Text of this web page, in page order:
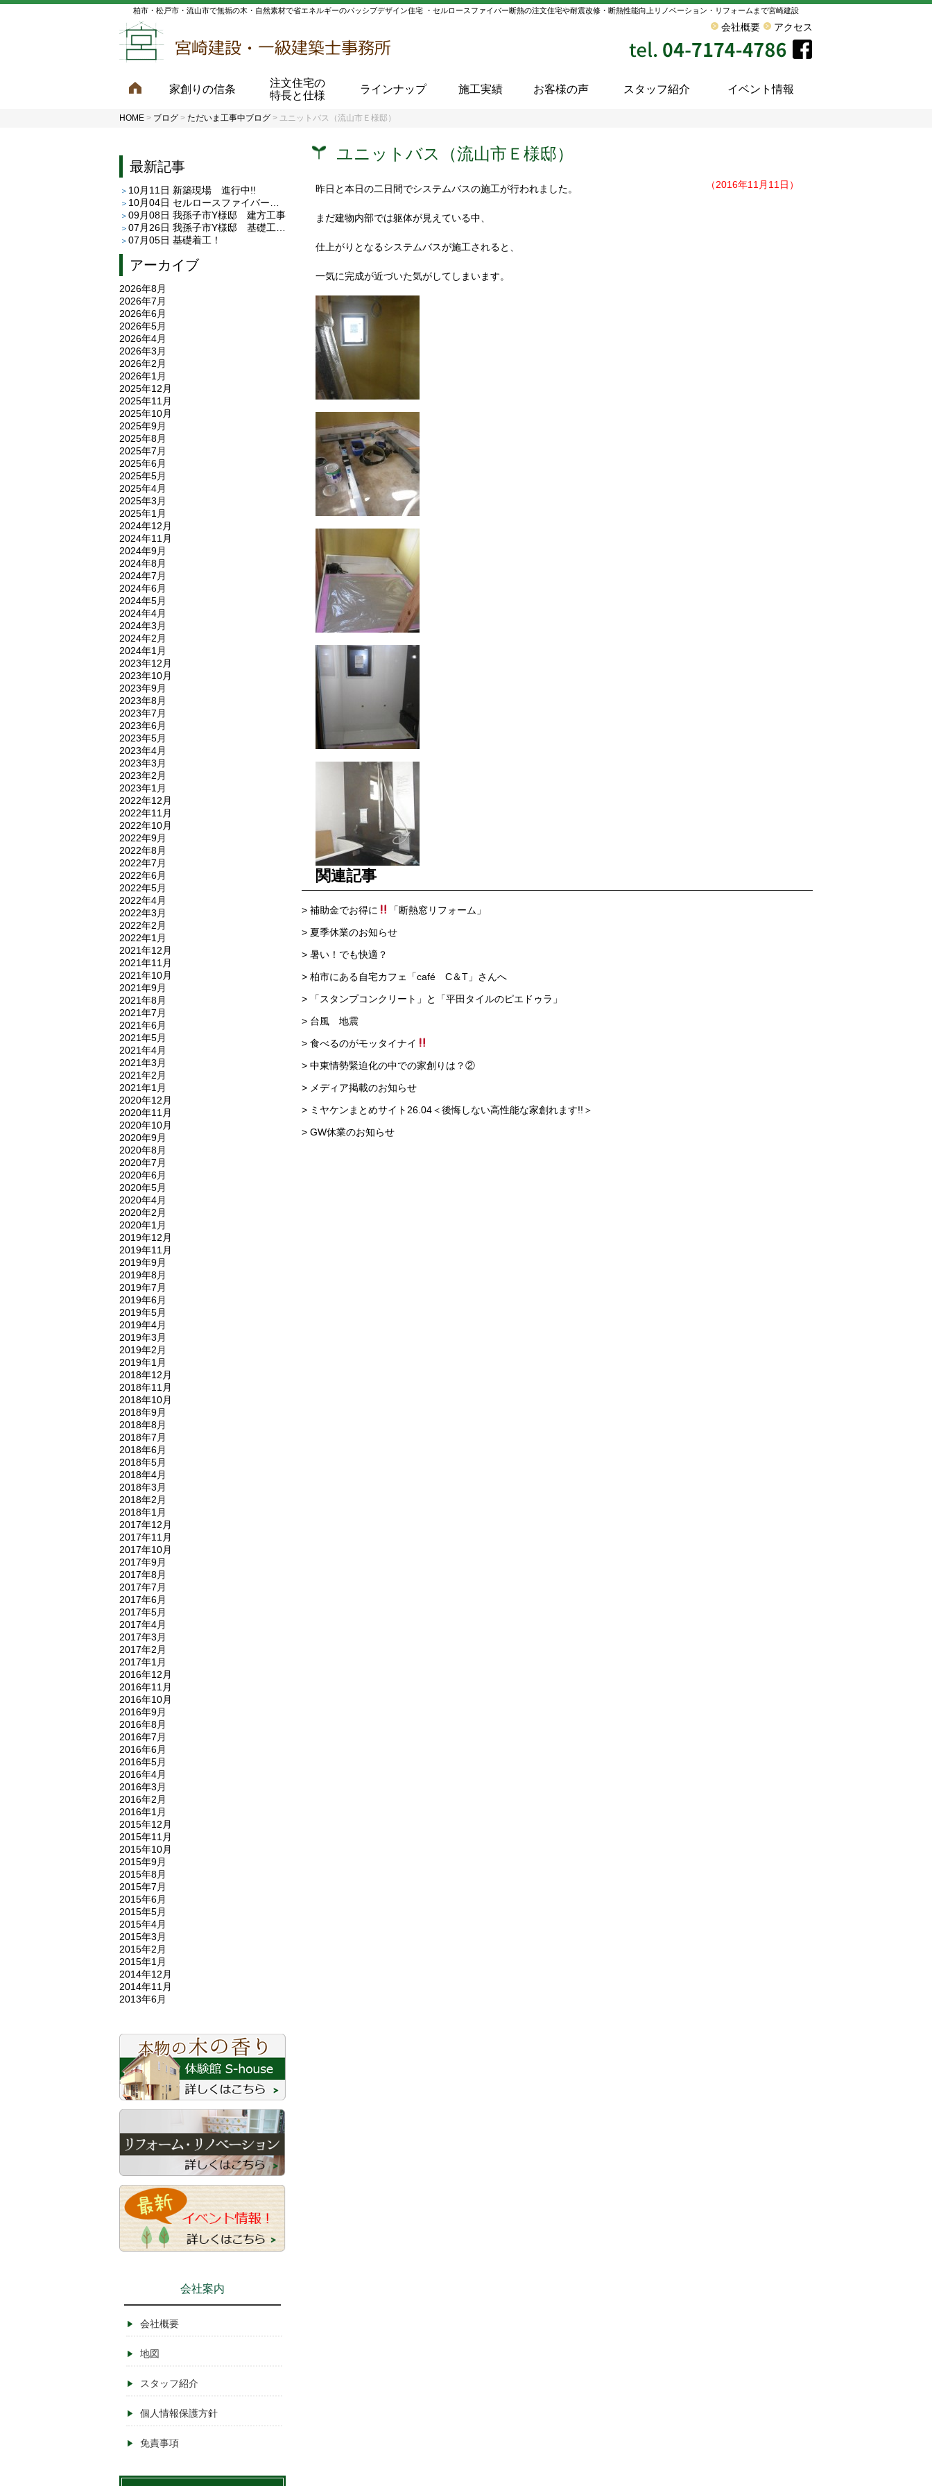
柏市・松戸市・流山市で無垢の木・自然素材で省エネルギーのパッシブデザイン住宅 ・セルロースファイバー断熱の注文住宅や耐震改修・断熱性能向上リノベーション・リフォームまで宮崎建設
会社概要 アクセス
家創りの信条
注文住宅の
特長と仕様
ラインナップ 施工実績 お客様の声 スタッフ紹介 イベント情報
HOME > ブログ > ただいま工事中ブログ > ユニットバス（流山市Ｅ様邸）
ユニットバス（流山市Ｅ様邸）
（2016年11月11日）
昨日と本日の二日間でシステムバスの施工が行われました。
まだ建物内部では躯体が見えている中、
仕上がりとなるシステムバスが施工されると、
一気に完成が近づいた気がしてしまいます。
関連記事
> 補助金でお得に
「断熱窓リフォーム」
> 夏季休業のお知らせ
> 暑い！でも快適？
> 柏市にある自宅カフェ「café C＆T」さんへ
> 「スタンプコンクリート」と「平田タイルのピエドゥラ」
> 台風 地震
> 食べるのがモッタイナイ
> 中東情勢緊迫化の中での家創りは？②
> メディア掲載のお知らせ
> ミヤケンまとめサイト26.04＜後悔しない高性能な家創れます!!＞
> GW休業のお知らせ
最新記事
10月11日 新築現場 進行中!!
10月04日 セルロースファイバー 現場見学できます！
09月08日 我孫子市Y様邸 建方工事
07月26日 我孫子市Y様邸 基礎工事が終わりました
07月05日 基礎着工！
アーカイブ
2026年8月
2026年7月
2026年6月
2026年5月
2026年4月
2026年3月
2026年2月
2026年1月
2025年12月
2025年11月
2025年10月
2025年9月
2025年8月
2025年7月
2025年6月
2025年5月
2025年4月
2025年3月
2025年1月
2024年12月
2024年11月
2024年9月
2024年8月
2024年7月
2024年6月
2024年5月
2024年4月
2024年3月
2024年2月
2024年1月
2023年12月
2023年10月
2023年9月
2023年8月
2023年7月
2023年6月
2023年5月
2023年4月
2023年3月
2023年2月
2023年1月
2022年12月
2022年11月
2022年10月
2022年9月
2022年8月
2022年7月
2022年6月
2022年5月
2022年4月
2022年3月
2022年2月
2022年1月
2021年12月
2021年11月
2021年10月
2021年9月
2021年8月
2021年7月
2021年6月
2021年5月
2021年4月
2021年3月
2021年2月
2021年1月
2020年12月
2020年11月
2020年10月
2020年9月
2020年8月
2020年7月
2020年6月
2020年5月
2020年4月
2020年2月
2020年1月
2019年12月
2019年11月
2019年9月
2019年8月
2019年7月
2019年6月
2019年5月
2019年4月
2019年3月
2019年2月
2019年1月
2018年12月
2018年11月
2018年10月
2018年9月
2018年8月
2018年7月
2018年6月
2018年5月
2018年4月
2018年3月
2018年2月
2018年1月
2017年12月
2017年11月
2017年10月
2017年9月
2017年8月
2017年7月
2017年6月
2017年5月
2017年4月
2017年3月
2017年2月
2017年1月
2016年12月
2016年11月
2016年10月
2016年9月
2016年8月
2016年7月
2016年6月
2016年5月
2016年4月
2016年3月
2016年2月
2016年1月
2015年12月
2015年11月
2015年10月
2015年9月
2015年8月
2015年7月
2015年6月
2015年5月
2015年4月
2015年3月
2015年2月
2015年1月
2014年12月
2014年11月
2013年6月
会社案内
会社概要
地図
スタッフ紹介
個人情報保護方針
免責事項